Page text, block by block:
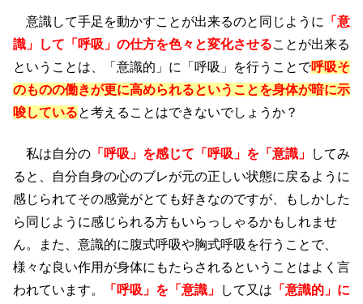
意識して手足を動かすことが出来るのと同じように
「意
識」して「呼吸」の仕方を色々と変化させることが出来る
ということは、「意識的」に「呼吸」を行うことで呼吸そ
のものの働きが更に高められるということを身体が暗に示
唆していると考えることはできないでしょうか？
私は自分の 「呼吸」を感じて「呼吸」を「意識」
してみ
ると、自分自身の心のブレが元の正しい状態に戻るように
感じられてその感覚がとても好きなのですが、もしかした
ら同じように感じられる方もいらっしゃるかもしれませ
ん。また、意識的に腹式呼吸や胸式呼吸を行うことで、
様々な良い作用が身体にもたらされるということはよく言
われています。
「呼吸」を「意識」 して又は 「意識的」に